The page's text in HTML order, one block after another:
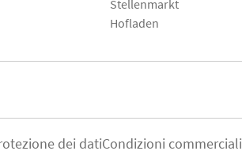
Stellenmarkt
Hofladen
dei datiCondizioni commerciali